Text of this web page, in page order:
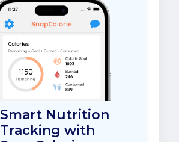
Smart Nutrition
Tracking with